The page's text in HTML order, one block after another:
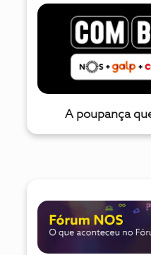
A poupança